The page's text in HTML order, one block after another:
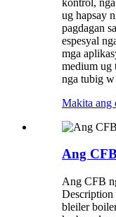
ug hapsay
pagdagan
espesyal
mga
medium ug
nga tubig w
Makita ang
Ang
Ang CFB
Description
bleiler